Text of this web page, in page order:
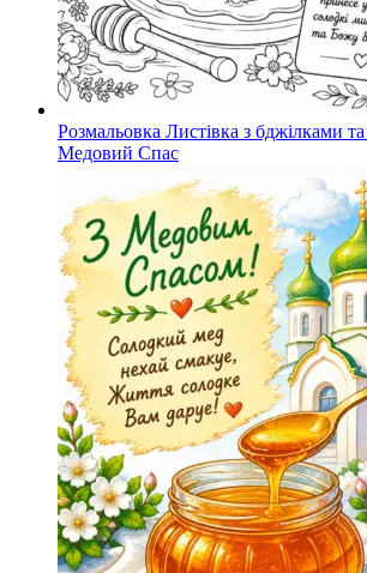
Розмальовка Листівка з бджілками
Медовий Спас